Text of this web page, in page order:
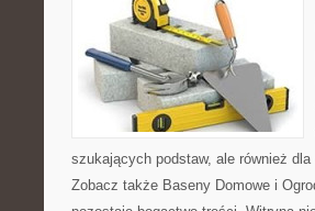
szukających podstaw, ale również
Zobacz także Baseny Domowe i